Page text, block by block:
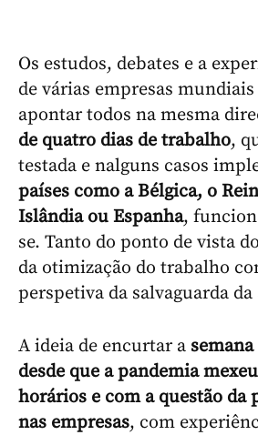
Os estudos, debates e a
de várias empresas
apontar todos na mesma
de quatro dias de trabalho,
testada e nalguns casos
países como a Bélgica, o
Islândia ou Espanha,
se. Tanto do ponto de vista
da otimização do trabalho
perspetiva da salvaguarda
A ideia de encurtar a
desde que a pandemia
horários e com a questão da
nas empresas, com